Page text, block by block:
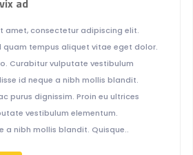
amet, consectetur adipiscing elit.
quam tempus aliquet vitae eget dolor.
Curabitur vulputate vestibulum
id neque a nibh mollis blandit.
purus dignissim. Proin eu ultrices
vestibulum elementum.
a nibh mollis blandit. Quisque..